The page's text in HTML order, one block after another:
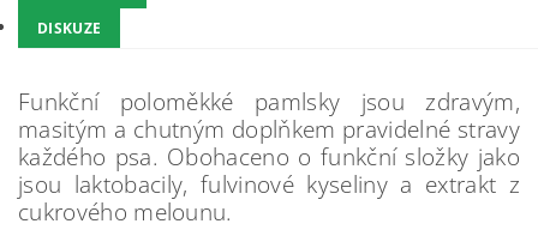
DISKUZE
Funkční poloměkké pamlsky jsou zdravým,
masitým a chutným doplňkem pravidelné stravy
každého psa. Obohaceno o funkční složky jako
jsou laktobacily, fulvinové kyseliny a extrakt z
cukrového melounu.